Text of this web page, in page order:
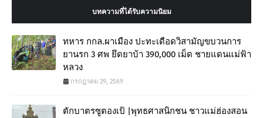
บทความที่ได้รับความนิยม
ทหาร กกล.ผาเมือง ปะทะเดือดวิสามัญขบวนการ
ยานรก 3 ศพ ยึดยาบ้า 390,000 เม็ด ชายแดนแม่ฟ้า
หลวง
กรกฎาคม 29, 2569
ตักบาตรซูตองเป้ |พุทธศาสนิกชน ชาวแม่ฮ่องสอน